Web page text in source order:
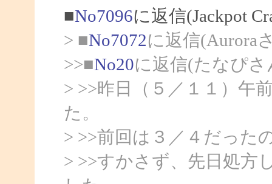
■No7096に返信(Jackpot
> ■No7072に返信(Aurora
>>■No20に返信(たなぴさ
> >>昨日（５／１１）午
た。
> >>前回は３／４だった
> >>すかさず、先日処方